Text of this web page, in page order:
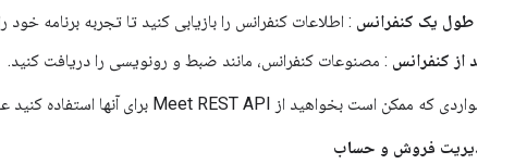
در طول یک کنفرانس : اطلاعات کنفرانس را بازیابی کنید تا تجربه برنامه
بعد از کنفرانس : مصنوعات کنفرانس، مانند ضبط و رونویسی را دریافت کنید.
برخی از مواردی که ممکن است بخواهید از Meet REST API برای آنها استفاده کنید عبارتند از:
مدیریت فروش و حساب